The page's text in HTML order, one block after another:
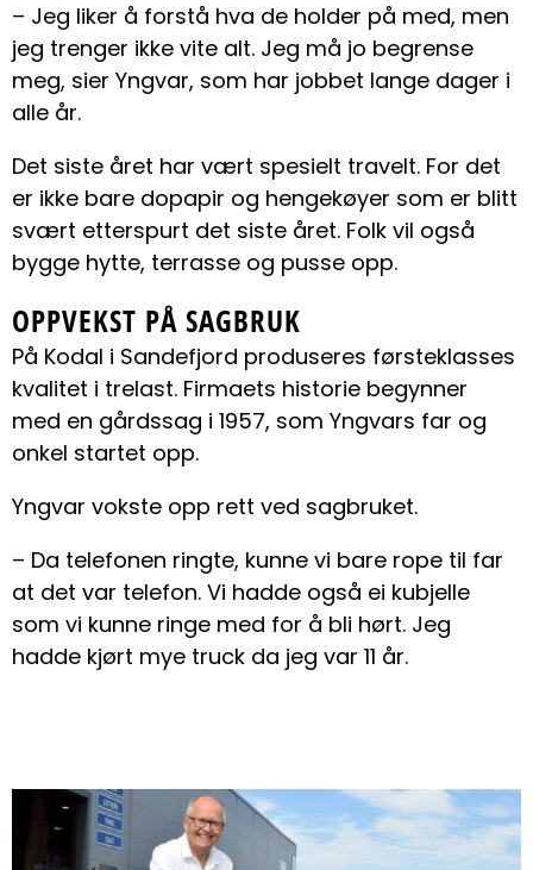
– Jeg liker å forstå hva de holder på med, men
jeg trenger ikke vite alt. Jeg må jo begrense
meg, sier Yngvar, som har jobbet lange dager i
alle år.
Det siste året har vært spesielt travelt. For det
er ikke bare dopapir og hengekøyer som er blitt
svært etterspurt det siste året. Folk vil også
bygge hytte, terrasse og pusse opp.
OPPVEKST PÅ SAGBRUK
På Kodal i Sandefjord produseres førsteklasses
kvalitet i trelast. Firmaets historie begynner
med en gårdssag i 1957, som Yngvars far og
onkel startet opp.
Yngvar vokste opp rett ved sagbruket.
– Da telefonen ringte, kunne vi bare rope til far
at det var telefon. Vi hadde også ei kubjelle
som vi kunne ringe med for å bli hørt. Jeg
hadde kjørt mye truck da jeg var 11 år.